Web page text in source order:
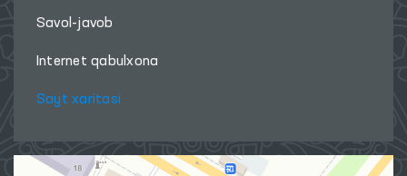
Savol-javob
Internet qabulxona
Sayt xaritasi